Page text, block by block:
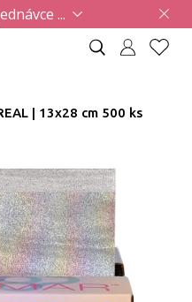
...
| 13x28 cm 500 ks